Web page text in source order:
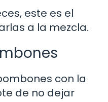
este es el
a la mezcla.
con la
de no dejar